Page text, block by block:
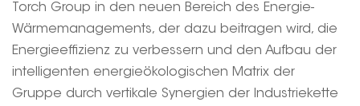
Torch Group in den neuen Bereich des Energie-
Wärmemanagements, der dazu beitragen wird, die
Energieeffizienz zu verbessern und den Aufbau der
intelligenten energieökologischen Matrix der
Gruppe durch vertikale Synergien der Industriekette